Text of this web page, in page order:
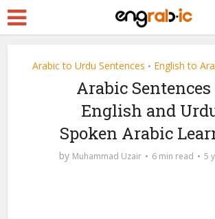
Arabic to Urdu Sentences • English to
Arabic
English and
Spoken Arabic
by Muhammad Uzair 6 min read 5